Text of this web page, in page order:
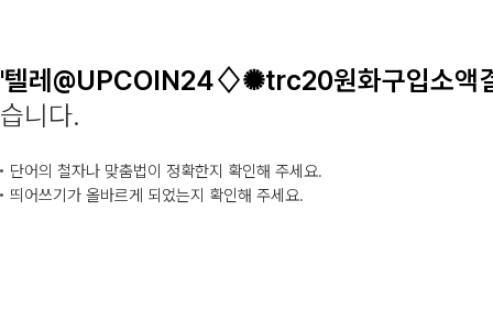
'텔레@UPCOIN24♢✺trc20원화구입소액
습니다.
단어의 철자나 맞춤법이 정확한지 확인해 주세요.
띄어쓰기가 올바르게 되었는지 확인해 주세요.